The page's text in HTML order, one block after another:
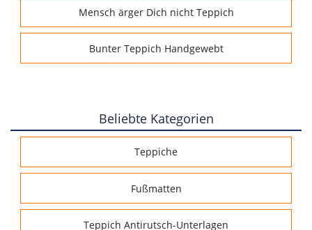
Mensch ärger Dich nicht Teppich
Bunter Teppich Handgewebt
Beliebte Kategorien
Teppiche
Fußmatten
Teppich Antirutsch-Unterlagen